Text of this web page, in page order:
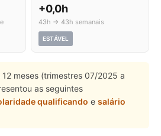
+0,0h
43h → 43h semanais
ESTÁVEL
12 meses (trimestres 07/2025 a
as seguintes
qualificando e salário